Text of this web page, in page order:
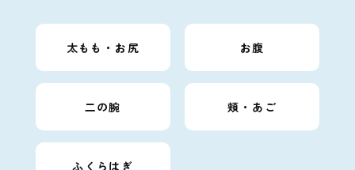
太もも・お尻 お腹
二の腕 頬・あご
ふくらはぎ